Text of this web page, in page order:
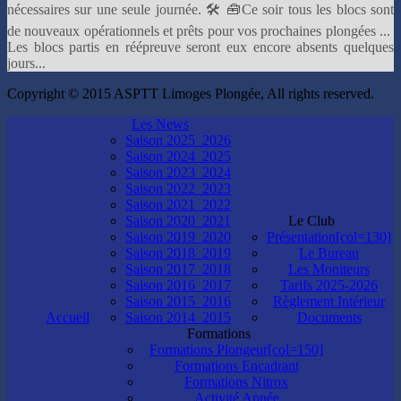
nécessaires sur une seule journée. 🛠 🧰Ce soir tous les blocs sont
de nouveaux opérationnels et prêts pour vos prochaines plongées ...
Les blocs partis en réépreuve seront eux encore absents quelques
jours...
Copyright © 2015 ASPTT Limoges Plongée, All rights reserved.
Accueil
Les News
Saison 2025_2026
Saison 2024_2025
Saison 2023_2024
Saison 2022_2023
Saison 2021_2022
Saison 2020_2021
Saison 2019_2020
Saison 2018_2019
Saison 2017_2018
Saison 2016_2017
Saison 2015_2016
Saison 2014_2015
Le Club
Présentation[col=130]
Le Bureau
Les Moniteurs
Tarifs 2025-2026
Règlement Intérieur
Documents
Formations
Formations Plongeur[col=150]
Formations Encadrant
Formations Nitrox